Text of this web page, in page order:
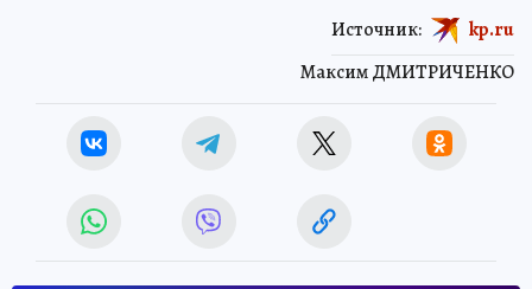
Максим ДМИТРИЧЕНКО
Источник: kp.ru